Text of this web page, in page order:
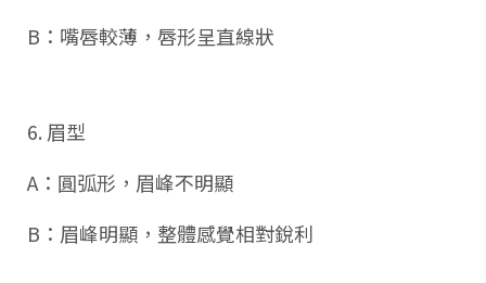
B：嘴唇較薄，唇形呈直線狀
6. 眉型
A：圓弧形，眉峰不明顯
B：眉峰明顯，整體感覺相對銳利